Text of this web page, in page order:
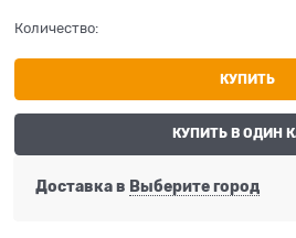
Количество:
КУПИТЬ
КУПИТЬ В ОДИН
Доставка в Выберите город